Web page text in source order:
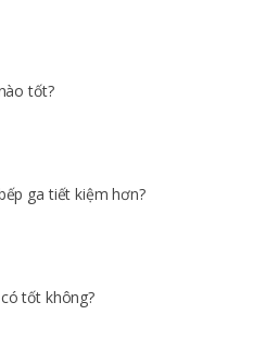
tốt?
ga tiết kiệm hơn?
tốt không?